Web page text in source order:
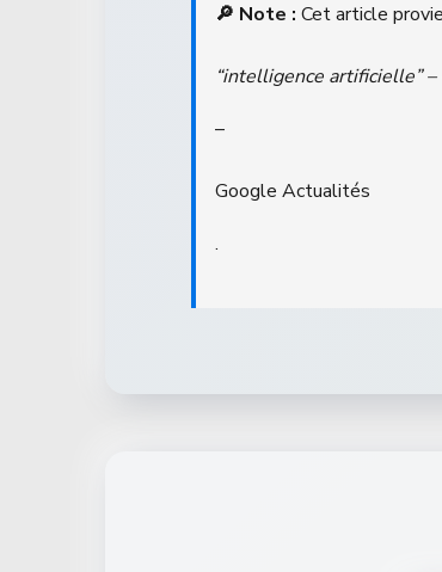
🔎 Note : Cet article
“intelligence artificielle”
–
Google Actualités
.